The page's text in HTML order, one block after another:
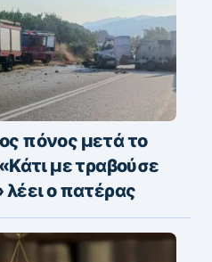
πόνος μετά το
με τραβούσε
ο πατέρας